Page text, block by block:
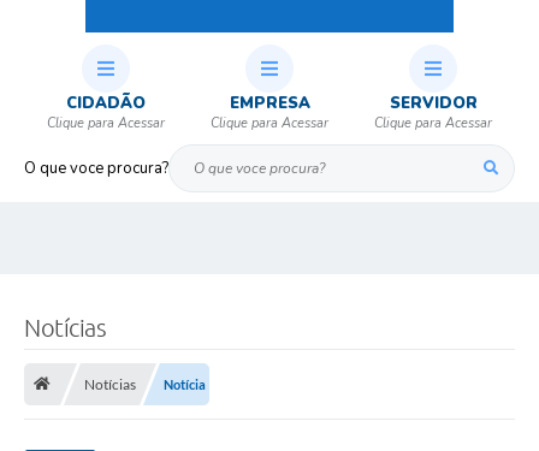
O que voce procura?
CIDADÃO EMPRESA SERVIDOR
Notícias
Notícias Notícia